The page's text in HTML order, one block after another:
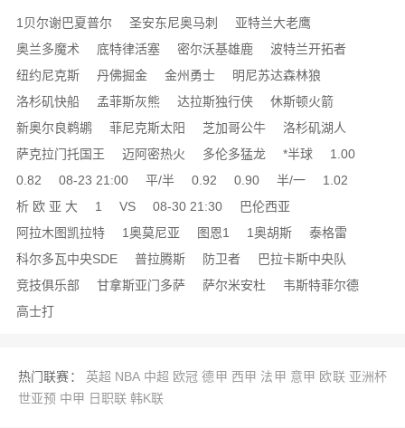
1贝尔谢巴夏普尔 圣安东尼奥马刺
亚特兰大老鹰
奥兰多魔术
底特律活塞 密尔沃基雄鹿
波特兰开拓者
纽约尼克斯
丹佛掘金 金州勇士
明尼苏达森林狼
洛杉矶快船
孟菲斯灰熊 达拉斯独行侠
休斯顿火箭
新奥尔良鹈鹕
菲尼克斯太阳 芝加哥公牛
洛杉矶湖人
萨克拉门托国王
迈阿密热火 多伦多猛龙 *半球
1.00
0.82
08-23 21:00 平/半 0.92 0.90 半/一
1.02
析 欧 亚 大
1 VS 08-30 21:30
巴伦西亚
阿拉木图凯拉特
1奥莫尼亚 图恩1 1奥胡斯
泰格雷
科尔多瓦中央SDE
普拉腾斯 防卫者
巴拉卡斯中央队
竞技俱乐部
甘拿斯亚门多萨 萨尔米安杜
韦斯特菲尔德
高士打
热门联赛： 英超 NBA 中超 欧冠 德甲 西甲 法甲 意甲 欧联 亚洲杯
世亚预 中甲 日职联 韩K联